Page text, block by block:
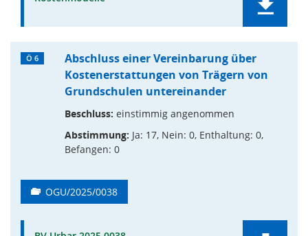
Ö 6
Abschluss einer Vereinbarung über
Kostenerstattungen von Trägern von
Grundschulen untereinander
Beschluss: einstimmig angenommen
Abstimmung: Ja: 17, Nein: 0, Enthaltung: 0,
Befangen: 0
OGU/2025/0038